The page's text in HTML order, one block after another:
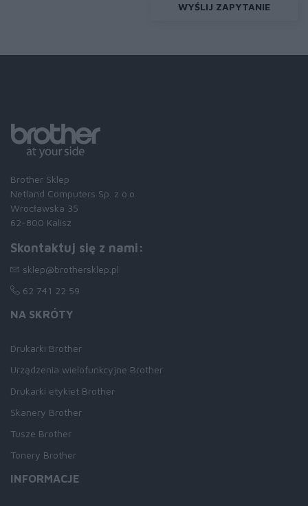
WYŚLIJ ZAPYTANIE
Brother Sklep
Netland Computers Sp. z o.o.
Wrocławska 35
62-800 Kalisz
Skontaktuj się z nami:
sklep@brothersklep.pl
62 741 22 59
NA SKRÓTY
Drukarki Brother
Urządzenia wielofunkcyjne Brother
Drukarki etykiet Brother
Skanery Brother
Tusze Brother
Tonery Brother
INFORMACJE